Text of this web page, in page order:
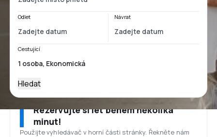
Odlet Návrat
Cestující
Hledat
Rezervujte si let během několika
minut!
Použijte vyhledávač v horní části stránky. Řekněte nám